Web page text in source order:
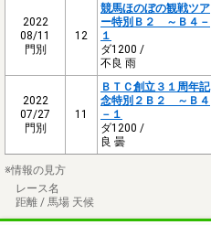
2022
08/11
門別
12
競馬ほのぼの観戦ツア
ー特別Ｂ２ ～Ｂ４－
１
ダ1200 /
不良 雨
2022
07/27
門別
11
ＢＴＣ創立３１周年記
念特別２Ｂ２ ～Ｂ４
－１
ダ1200 /
良 曇
※情報の見方
レース名
距離 / 馬場 天候